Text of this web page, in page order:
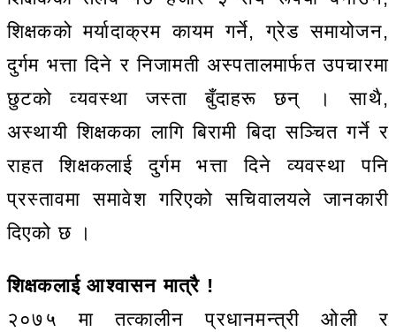
शिक्षकको मर्यादाक्रम कायम गर्ने, ग्रेड समायोजन,
दुर्गम भत्ता दिने र निजामती अस्पतालमार्फत उपचारमा
छुटको व्यवस्था जस्ता बुँदाहरू छन् । साथै,
अस्थायी शिक्षकका लागि बिरामी बिदा सञ्चित गर्ने र
राहत शिक्षकलाई दुर्गम भत्ता दिने व्यवस्था पनि
प्रस्तावमा समावेश गरिएको सचिवालयले जानकारी
दिएको छ ।
शिक्षकलाई आश्वासन मात्रै !
२०७५ मा तत्कालीन प्रधानमन्त्री ओली र